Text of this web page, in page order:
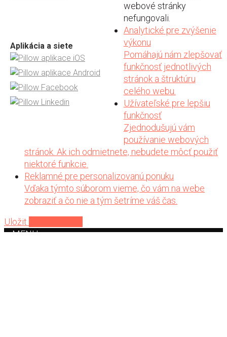
Aplikácia a siete
webové stránky
nefungovali.
Analytické pre zvýšenie
výkonu
Pomáhajú nám zlepšovať
funkčnosť jednotlivých
stránok a štruktúru
celého webu.
Užívateľské pre lepšiu
funkčnosť
Zjednodušujú vám
používanie webových
stránok. Ak ich odmietnete, nebudete môcť použiť
niektoré funkcie.
Reklamné pre personalizovanú ponuku
Vďaka týmto súborom vieme, čo vám na webe
zobraziť a čo nie a tým šetríme váš čas.
Uložit
MENU